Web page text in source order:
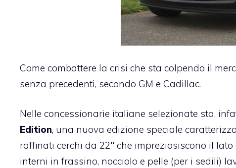
Come combattere la crisi che sta colpendo il
senza precedenti, secondo GM e Cadillac.
Nelle concessionarie italiane selezionate sta,
Edition, una nuova edizione speciale
raffinati cerchi da 22″ che impreziosiscono il
interni in frassino, nocciolo e pelle (per i sedili)